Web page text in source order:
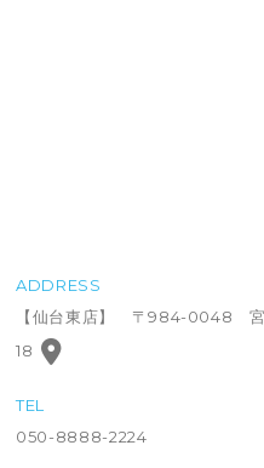
ADDRESS
【仙台東店】 〒984-0048 宮
18
TEL
050-8888-2224